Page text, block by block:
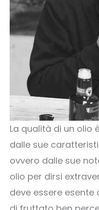
La qualità di un olio
dalle sue
ovvero dalle sue
olio per dirsi
deve essere